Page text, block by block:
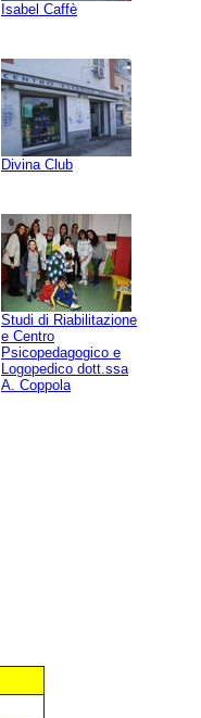
Isabel Caffè
Divina Club
Studi di Riabilitazione
e Centro
Psicopedagogico e
Logopedico dott.ssa
A. Coppola